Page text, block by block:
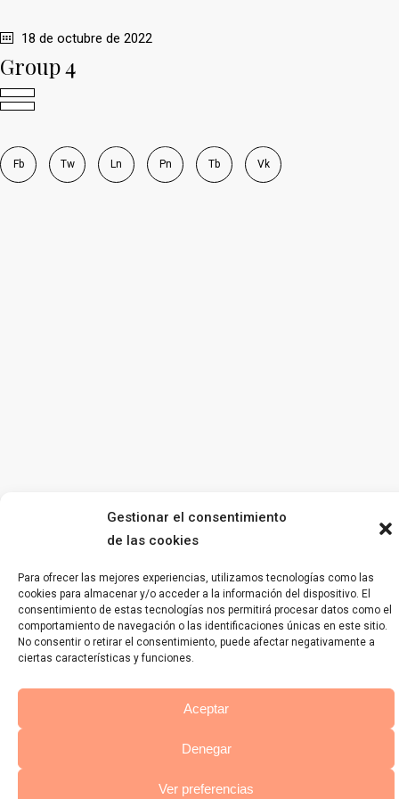
Gestionar el consentimiento
de las cookies
Para ofrecer las mejores experiencias, utilizamos tecnologías como las
cookies para almacenar y/o acceder a la información del dispositivo. El
consentimiento de estas tecnologías nos permitirá procesar datos como el
comportamiento de navegación o las identificaciones únicas en este sitio.
No consentir o retirar el consentimiento, puede afectar negativamente a
ciertas características y funciones.
Aceptar
Denegar
Ver preferencias
18 de octubre de 2022
Group 4
Fb Tw Ln Pn Tb Vk